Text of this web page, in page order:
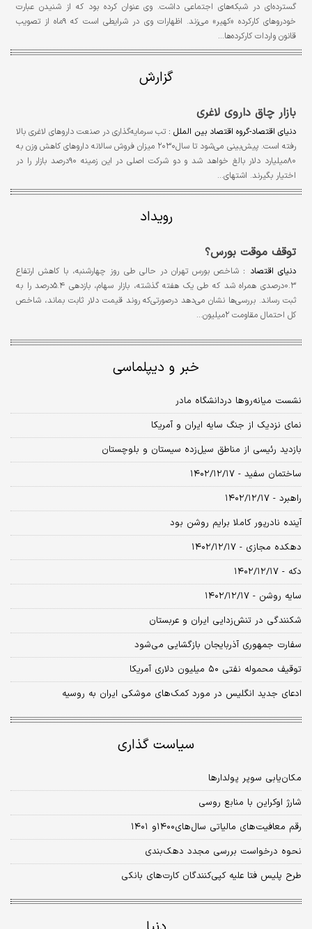
گسترده‌ای در شبکه‌های اجتماعی داشت. وی عنوان کرده بود که از شنیدن عبارت
خودروهای کارکرده «کهیر» می‌زند. اظهارات وی در شرایطی است که ۹ماه از تصویب
قانون واردات کارکرده‌ها…
گزارش
بازار چاق داروی لاغری
دنیای اقتصاد-گروه اقتصاد بین‏ الملل : تب سرمایه‌گذاری در صنعت داروهای لاغری بالا
رفته است. پیش‌بینی می‌شود تا سال۲۰۳۰ میزان فروش سالانه داروهای کاهش وزن به
۸۰میلیارد دلار بالغ خواهد شد و دو شرکت اصلی در این زمینه ۹۰درصد بازار را در
اختیار بگیرند. اشتهای…
رویداد
توقف موقت بورس؟
دنیای اقتصاد :
شاخص بورس تهران در حالی طی روز چهارشنبه، با کاهش ارتفاع
۰.۳درصدی همراه شد که طی یک هفته گذشته، بازار سهام، بازدهی ۵.۴درصد را به
ثبت رساند. بررسی‌ها نشان می‌دهد درصورتی‌که روند قیمت دلار ثابت بماند، شاخص
کل احتمال مقاومت ۲میلیون…
خبر و دیپلماسی
نشست میانه‌روها دردانشگاه مادر
نمای نزدیک از جنگ سایه ایران و آمریکا
بازدید رئیسی از مناطق سیل‌زده سیستان و بلوچستان
ساختمان سفید - ۱۴۰۲/۱۲/۱۷
راهبرد - ۱۴۰۲/۱۲/۱۷
آینده نادرپور کاملا برایم روشن بود
دهکده مجازی - ۱۴۰۲/۱۲/۱۷
دکه - ۱۴۰۲/۱۲/۱۷
سایه روشن - ۱۴۰۲/۱۲/۱۷
شکنندگی در تنش‌زدایی ایران و عربستان
سفارت جمهوری آذربایجان بازگشایی می‌شود
توقیف محموله نفتی ۵۰ میلیون دلاری آمریکا
ادعای جدید انگلیس در مورد کمک‌های موشکی ایران به روسیه
سیاست گذاری
مکان‌یابی سوپر پولدارها
شارژ اوکراین با منابع روسی
رقم معافیت‌های مالیاتی سال‌های۱۴۰۰و ۱۴۰۱
نحوه درخواست بررسی مجدد دهک‌بندی
طرح پلیس فتا علیه کپی‌کنندگان کارت‌های بانکی